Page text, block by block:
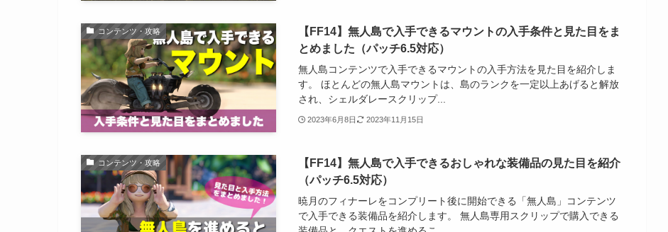
コンテンツ・攻略
【FF14】無人島で入手できるマウントの入手条件と見た目をま
とめました（パッチ6.5対応）
無人島コンテンツで入手できるマウントの入手方法を見た目を紹介しま
す。 ほとんどの無人島マウントは、島のランクを一定以上あげると解放
され、シェルダレースクリップ...
2023年6月8日 2023年11月15日
コンテンツ・攻略
【FF14】無人島で入手できるおしゃれな装備品の見た目を紹介
（パッチ6.5対応）
暁月のフィナーレをコンプリート後に開始できる「無人島」コンテンツ
で入手できる装備品を紹介します。 無人島専用スクリップで購入できる